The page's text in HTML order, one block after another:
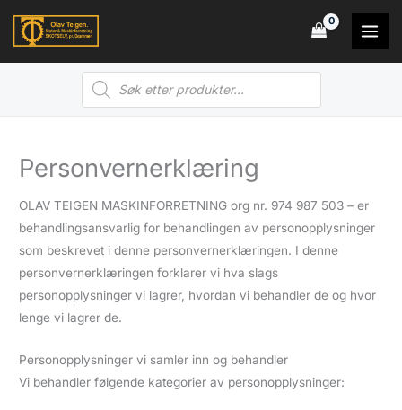
Products
search
Personvernerklæring
OLAV TEIGEN MASKINFORRETNING org nr. 974 987 503 – er
behandlingsansvarlig for behandlingen av personopplysninger
som beskrevet i denne personvernerklæringen. I denne
personvernerklæringen forklarer vi hva slags
personopplysninger vi lagrer, hvordan vi behandler de og hvor
lenge vi lagrer de.
Personopplysninger vi samler inn og behandler
Vi behandler følgende kategorier av personopplysninger: